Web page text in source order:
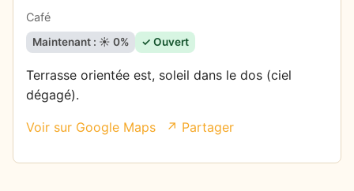
Café
Maintenant : ☀️ 0% ✓ Ouvert
Terrasse orientée est, soleil dans le dos (ciel
dégagé).
Voir sur Google Maps ↗ Partager